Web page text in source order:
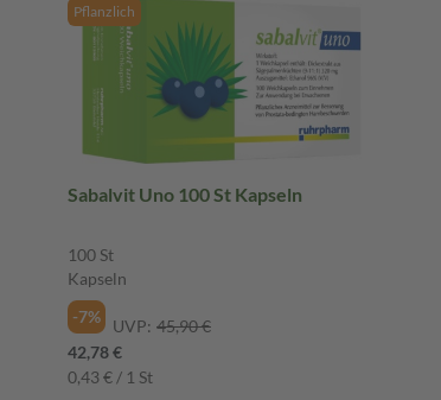
Pflanzlich
Sabalvit Uno 100 St Kapseln
100 St
Kapseln
-7%
UVP: 45,90 €
42,78 €
0,43 € / 1 St